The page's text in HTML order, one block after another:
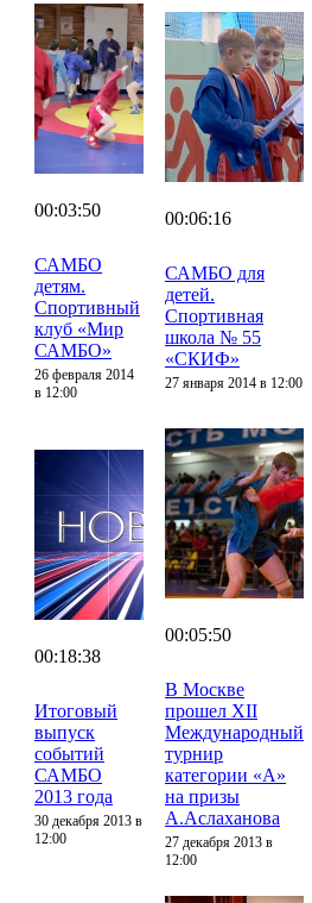
00:03:50
САМБО
детям.
Спортивный
клуб «Мир
САМБО»
26 февраля 2014
в 12:00
00:06:16
САМБО для
детей.
Спортивная
школа № 55
«СКИФ»
27 января 2014 в 12:00
00:18:38
Итоговый
выпуск
событий
САМБО
2013 года
30 декабря 2013 в
12:00
00:05:50
В Москве
прошел XII
Международный
турнир
категории «А»
на призы
А.Аслаханова
27 декабря 2013 в
12:00